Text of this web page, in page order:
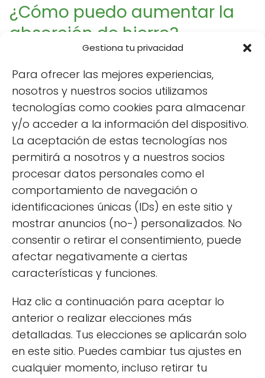
Gestiona tu privacidad
Para ofrecer las mejores experiencias,
nosotros y nuestros socios utilizamos
tecnologías como cookies para almacenar
y/o acceder a la información del dispositivo.
La aceptación de estas tecnologías nos
permitirá a nosotros y a nuestros socios
procesar datos personales como el
comportamiento de navegación o
identificaciones únicas (IDs) en este sitio y
mostrar anuncios (no-) personalizados. No
consentir o retirar el consentimiento, puede
afectar negativamente a ciertas
características y funciones.
Haz clic a continuación para aceptar lo
anterior o realizar elecciones más
detalladas. Tus elecciones se aplicarán solo
en este sitio. Puedes cambiar tus ajustes en
cualquier momento, incluso retirar tu
¿Cómo puedo aumentar la
absorción de hierro?
fundamental, especialmente si tu dieta se
basa en fuentes vegetales. Aquí algunos
consejos prácticos para maximizar esta
absorción:
Combina hierro y vitamina C:Consumir
alimentos ricos en vitamina C, como
naranjas o pimientos, junto con alimentos
ricos en hierro mejora la absorción.
Evita ciertos alimentos:Los taninos
presentes en el té y el café pueden inhibir
la absorción de hierro, así que es mejor
evitarlos en las comidas principales.
Consume hierro hemo:Si bien el hierro
no hemo es menos absorbible, consumir
hierro hemo de fuentes animales, como
carnes rojas, puede ayudar a mejorar la
ingesta total de hierro.